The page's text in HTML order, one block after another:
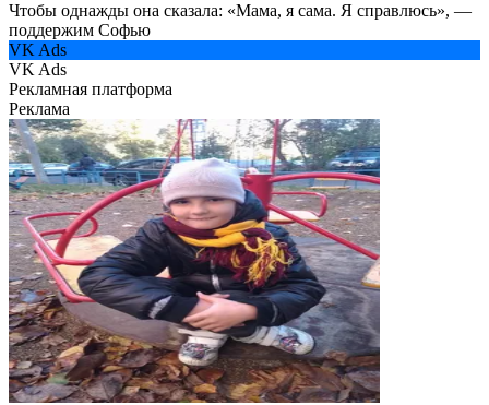
Чтобы однажды она сказала: «Мама, я сама. Я справлюсь», —
поддержим Софью
VK Ads
VK Ads
Рекламная платформа
Реклама